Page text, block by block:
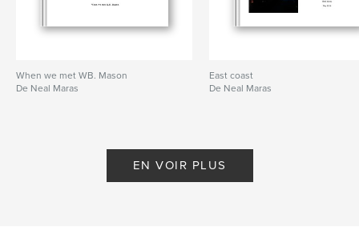
When we met WB. Mason
De Neal Maras
East coast
De Neal Maras
EN VOIR PLUS